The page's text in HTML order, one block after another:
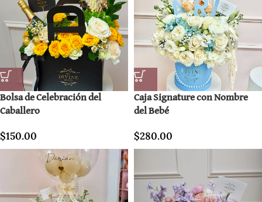
Bolsa de Celebración del
Caballero
$150.00
Caja Signature con Nombre
del Bebé
$280.00